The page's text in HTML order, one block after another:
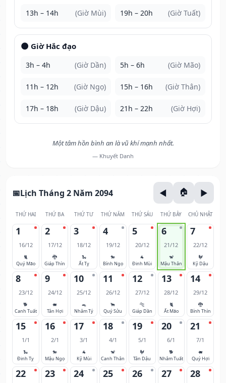
13h – 14h (Giờ Mùi) 19h – 20h (Giờ Tuất)
🌑 Giờ Hắc đạo
3h – 4h (Giờ Dần) 5h – 6h (Giờ Mão)
11h – 12h (Giờ Ngọ) 15h – 16h (Giờ Thân)
17h – 18h (Giờ Dậu) 21h – 22h (Giờ Hợi)
Một tâm hồn bình an là vũ khí mạnh nhất.
— Khuyết Danh
Lịch Tháng 2 Năm 2094
THỨ HAI THỨ BA THỨ TƯ THỨ NĂM THỨ SÁU THỨ BẢY CHỦ NHẬT
1
16/12
🐈
Quý Mão
2
17/12
🐉
Giáp Thìn
3
18/12
🐍
Ất Tỵ
4
19/12
🐎
Bính Ngọ
5
20/12
🐐
Đinh Mùi
6
21/12
🐒
Mậu Thân
7
22/12
🐓
Kỷ Dậu
8
23/12
🐕
Canh Tuất
9
24/12
🐖
Tân Hợi
10
25/12
🐀
Nhâm Tý
11
26/12
🐂
Quý Sửu
12
27/12
🐅
Giáp Dần
13
28/12
🐈
Ất Mão
14
29/12
🐉
Bính Thìn
15
1/1
🐍
Đinh Tỵ
16
2/1
🐎
Mậu Ngọ
17
3/1
🐐
Kỷ Mùi
18
4/1
🐒
Canh Thân
19
5/1
🐓
Tân Dậu
20
6/1
🐕
Nhâm Tuất
21
7/1
🐖
Quý Hợi
22 23 24 25 26 27 28